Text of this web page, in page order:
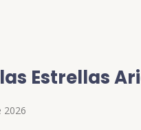
Estrellas
2026